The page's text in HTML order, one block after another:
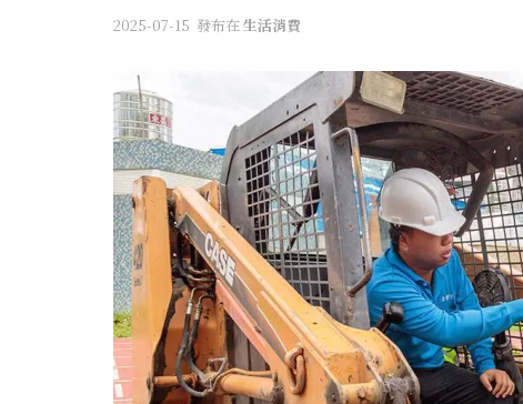
2025-07-15 發布在生活消費